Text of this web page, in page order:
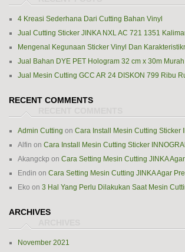
4 Kreasi Sederhana Dari Cutting Bahan Vinyl
Jual Cutting Sticker JINKA NXL AC 721 1351
Mengenal Kegunaan Sticker Vinyl Dan
Jual Bahan DYE PET Hologram 32 cm x 30m Murah
Jual Mesin Cutting GCC AR 24 DISKON 799 Ribu
RECENT COMMENTS
Admin Cutting on Cara Install Mesin Cutting Sticker
Alfin on Cara Install Mesin Cutting Sticker
Akangckp on Cara Setting Mesin Cutting JINKA
Endin on Cara Setting Mesin Cutting JINKA Agar
Eko on 3 Hal Yang Perlu Dilakukan Saat Mesin
ARCHIVES
November 2021